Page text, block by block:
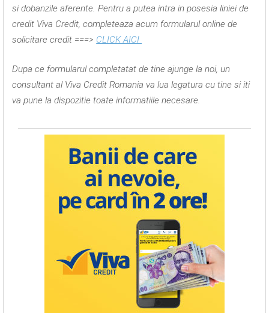
si dobanzile aferente. Pentru a putea intra in posesia liniei de
credit Viva Credit, completeaza acum formularul online de
solicitare credit ===> CLICK AICI
Dupa ce formularul completatat de tine ajunge la noi, un
consultant al Viva Credit Romania va lua legatura cu tine si iti
va pune la dispozitie toate informatiile necesare.